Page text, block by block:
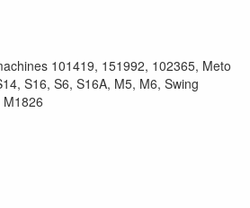
101419, 151992, 102365, Meto
S16, S6, S16A, M5, M6, Swing